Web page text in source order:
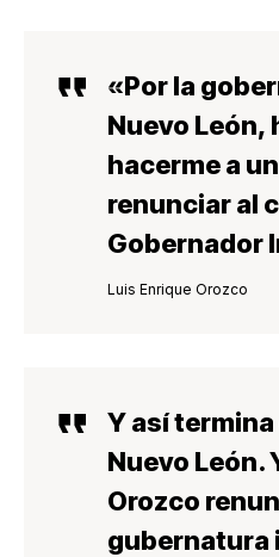
«Por la
Nuevo León,
hacerme a
renunciar al
Gobernador
Luis Enrique Orozco
Y así
Nuevo León.
Orozco
gubernatura